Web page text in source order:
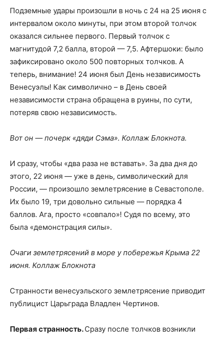
Подземные удары произошли в ночь с 24 на 25 июня с
интервалом около минуты, при этом второй толчок
оказался сильнее первого. Первый толчок с
магнитудой 7,2 балла, второй — 7,5. Афтершоки: было
зафиксировано около 500 повторных толчков. А
теперь, внимание! 24 июня был День независимость
Венесуэлы! Как символично – в День своей
независимости страна обращена в руины, по сути,
потеряв свою независимость.
Вот он — почерк «дяди Сэма». Коллаж Блокнота.
И сразу, чтобы «два раза не вставать». За два дня до
этого, 22 июня — уже в день, символический для
России, — произошло землетрясение в Севастополе.
Их было 19, три довольно сильные — порядка 4
баллов. Ага, просто «совпало»! Судя по всему, это
была «демонстрация силы».
Очаги землетрясений в море у побережья Крыма 22
июня. Коллаж Блокнота
Странности венесуэльского землетрясение приводит
публицист Царьграда Владлен Чертинов.
Первая странность.Сразу после толчков возникли